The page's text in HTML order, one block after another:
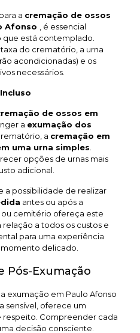
a cremação de ossos
Afonso
, é essencial
está contemplado.
do crematório, a urna
acondicionadas) e os
necessários.
de ossos em
a exumação dos
a cremação em
uma urna simples
opções de urnas mais
adicional.
a possibilidade de realizar
antes ou após a
ou cemitério ofereça este
a todos os custos e
para uma experiência
delicado.
Pós-Exumação
exumação em Paulo Afonso
sensível, oferece um
respeito. Compreender cada
decisão consciente.